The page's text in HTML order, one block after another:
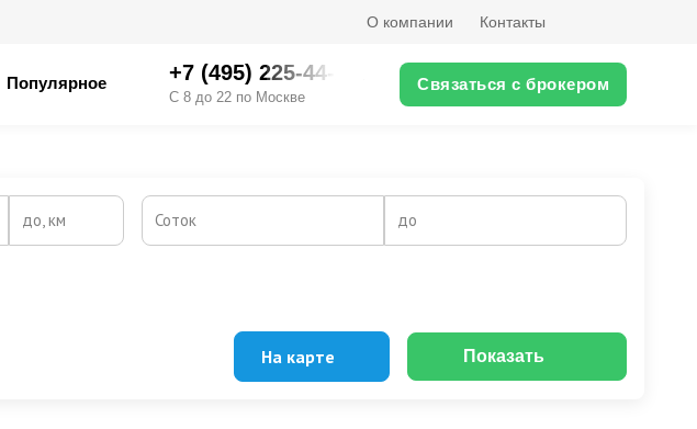
О компании Контакты
Популярное +7 (495) 225-44-XX
С 8 до 22 по Москве
Связаться с брокером
до, км Соток до
На карте Показать